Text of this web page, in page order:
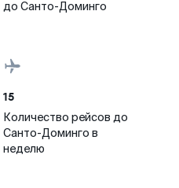
до Санто-Доминго
15
Количество рейсов до
Санто-Доминго в
неделю